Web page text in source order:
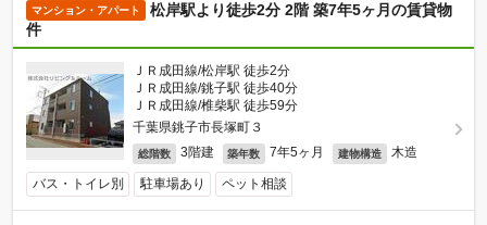
マンション・アパート
松岸駅より徒歩2分 2階 築7年5ヶ月の賃貸物
件
ＪＲ成田線/松岸駅 徒歩2分
ＪＲ成田線/銚子駅 徒歩40分
ＪＲ成田線/椎柴駅 徒歩59分
千葉県銚子市長塚町３
総階数 3階建 築年数 7年5ヶ月 建物構造 木造
バス・トイレ別 駐車場あり ペット相談